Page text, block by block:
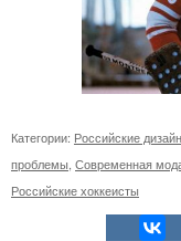
Категории: Российские
проблемы Современная
Российские хоккеисты